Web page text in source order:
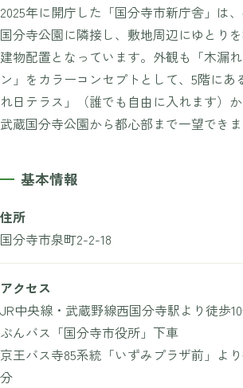
2025年に開庁した「国分寺市新庁舎」は
国分寺公園に隣接し、敷地周辺にゆとり
建物配置となっています。外観も「木漏
ン」をカラーコンセプトとして、5階にあ
れ日テラス」（誰でも自由に入れます）
武蔵国分寺公園から都心部まで一望できま
基本情報
住所
国分寺市泉町2-2-18
アクセス
JR中央線・武蔵野線西国分寺駅より徒歩
ぶんバス「国分寺市役所」下車
京王バス寺85系統「いずみプラザ前」よ
分